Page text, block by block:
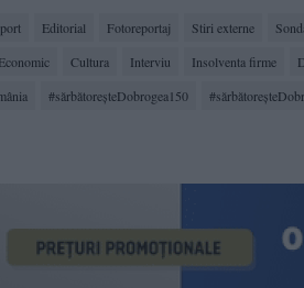
Editorial Fotoreportaj Stiri externe
Economic Cultura Interviu Insolventa firme
#sărbătoreşteDobrogea150